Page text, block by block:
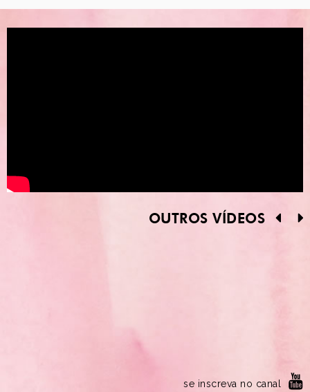
OUTROS VÍDEOS
se inscreva no canal